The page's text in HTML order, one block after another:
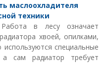
маслоохладителя
техники
в лесу означает
хвоей, опилками,
специальные
сам радиатор требует